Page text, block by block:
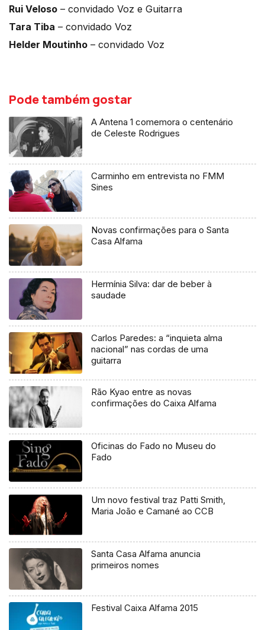
Rui Veloso – convidado Voz e Guitarra
Tara Tiba – convidado Voz
Helder Moutinho – convidado Voz
Pode também gostar
A Antena 1 comemora o centenário
de Celeste Rodrigues
Carminho em entrevista no FMM
Sines
Novas confirmações para o Santa
Casa Alfama
Hermínia Silva: dar de beber à
saudade
Carlos Paredes: a “inquieta alma
nacional” nas cordas de uma
guitarra
Rão Kyao entre as novas
confirmações do Caixa Alfama
Oficinas do Fado no Museu do
Fado
Um novo festival traz Patti Smith,
Maria João e Camané ao CCB
Santa Casa Alfama anuncia
primeiros nomes
Festival Caixa Alfama 2015